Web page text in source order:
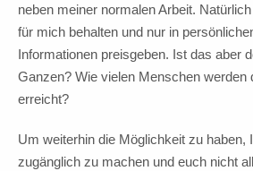
neben meiner normalen Arbeit.
für mich behalten und nur in
Informationen preisgeben. Ist das aber
Ganzen? Wie vielen Menschen werden
erreicht?
Um weiterhin die Möglichkeit zu haben,
zugänglich zu machen und euch nicht